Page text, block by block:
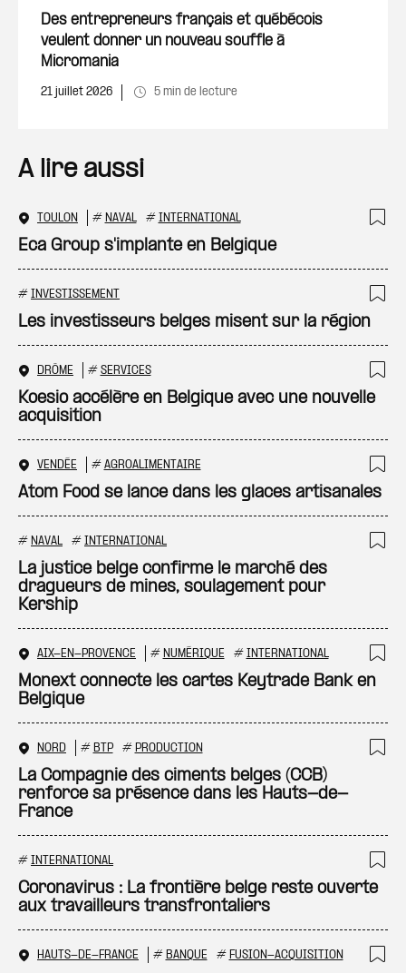
Des entrepreneurs français et québécois
veulent donner un nouveau souffle à
Micromania
21 juillet 2026 5 min de lecture
A lire aussi
TOULON # NAVAL # INTERNATIONAL
Eca Group s'implante en Belgique
# INVESTISSEMENT
Les investisseurs belges misent sur la région
DRÔME # SERVICES
Koesio accélère en Belgique avec une nouvelle
acquisition
VENDÉE # AGROALIMENTAIRE
Atom Food se lance dans les glaces artisanales
# NAVAL # INTERNATIONAL
La justice belge confirme le marché des
dragueurs de mines, soulagement pour
Kership
AIX-EN-PROVENCE # NUMÉRIQUE # INTERNATIONAL
Monext connecte les cartes Keytrade Bank en
Belgique
NORD # BTP # PRODUCTION
La Compagnie des ciments belges (CCB)
renforce sa présence dans les Hauts-de-
France
# INTERNATIONAL
Coronavirus : La frontière belge reste ouverte
aux travailleurs transfrontaliers
HAUTS-DE-FRANCE # BANQUE # FUSION-ACQUISITION